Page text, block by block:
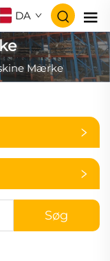
DA
Mærke
Søg